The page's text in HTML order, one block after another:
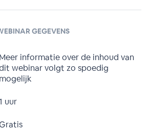
GEGEVENS
Meer informatie over de inhoud van
webinar volgt zo spoedig
mogelijk
uur